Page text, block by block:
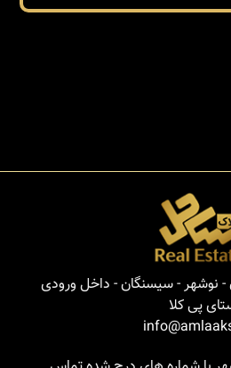
- نوشهر - سیسنگان - داخل ورودی
پی کلا